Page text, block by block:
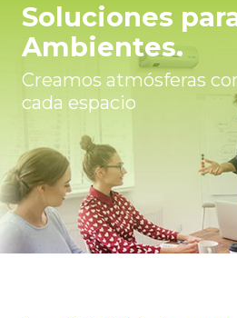
Soluciones
Ambientes.
Creamos atmósferas
cada espacio